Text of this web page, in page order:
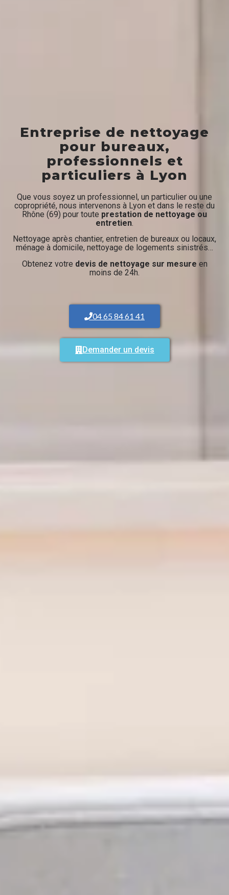
Entreprise de nettoyage
pour bureaux,
professionnels et
particuliers à Lyon
Que vous soyez un professionnel, un particulier ou une
copropriété, nous intervenons à Lyon et dans le reste du
Rhône (69) pour toute prestation de nettoyage ou
entretien.
Nettoyage après chantier, entretien de bureaux ou locaux,
ménage à domicile, nettoyage de logements sinistrés…
Obtenez votre devis de nettoyage sur mesure en
moins de 24h.
04 65 84 61 41
Demander un devis